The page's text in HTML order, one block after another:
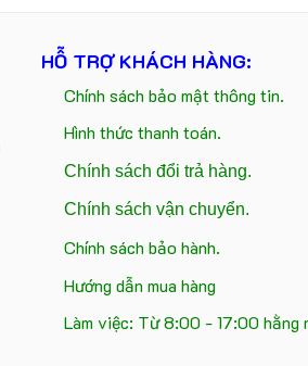
HỖ TRỢ KHÁCH HÀNG:
Chính sách bảo mật thông tin.
Hình thức thanh toán.
Chính sách đổi trả hàng.
Chính sách vận chuyển.
Chính sách bảo hành.
Hướng dẫn mua hàng
Làm việc: Từ 8:00 - 17:00 hằng